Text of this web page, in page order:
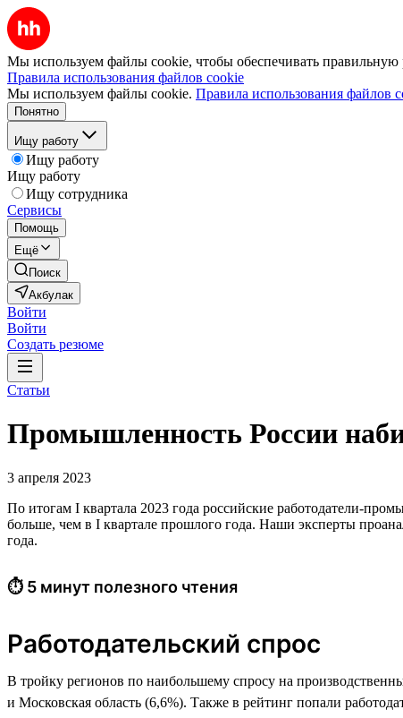
Мы используем файлы cookie, чтобы обеспечивать правильную
Правила использования файлов cookie
Мы используем файлы cookie. Правила использования файлов
Понятно
Ищу работу
Ищу работу
Ищу работу
Ищу сотрудника
Сервисы
Помощь
Ещё
Поиск
Акбулак
Войти
Войти
Создать резюме
Статьи
Промышленность России
3 апреля 2023
По итогам I квартала 2023 года российские работодатели-
больше, чем в I квартале прошлого года. Наши эксперты
года.
⏱ 5 минут полезного чтения
Работодательский спрос
В тройку регионов по наибольшему спросу на
и Московская область (6,6%). Также в рейтинг попали